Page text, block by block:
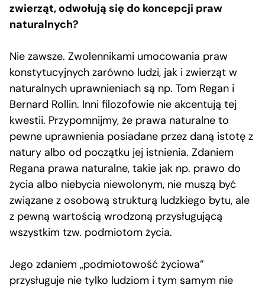
zwierząt, odwołują się do koncepcji praw
naturalnych?
Nie zawsze. Zwolennikami umocowania praw
konstytucyjnych zarówno ludzi, jak i zwierząt w
naturalnych uprawnieniach są np. Tom Regan i
Bernard Rollin. Inni filozofowie nie akcentują tej
kwestii. Przypomnijmy, że prawa naturalne to
pewne uprawnienia posiadane przez daną istotę z
natury albo od początku jej istnienia. Zdaniem
Regana prawa naturalne, takie jak np. prawo do
życia albo niebycia niewolonym, nie muszą być
związane z osobową strukturą ludzkiego bytu, ale
z pewną wartością wrodzoną przysługującą
wszystkim tzw. podmiotom życia.
Jego zdaniem „podmiotowość życiowa”
przysługuje nie tylko ludziom i tym samym nie